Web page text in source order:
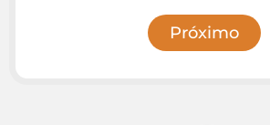
Próximo